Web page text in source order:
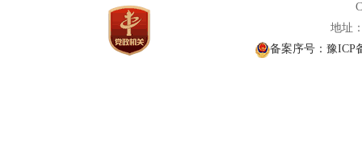
地址
备案序号：豫ICP